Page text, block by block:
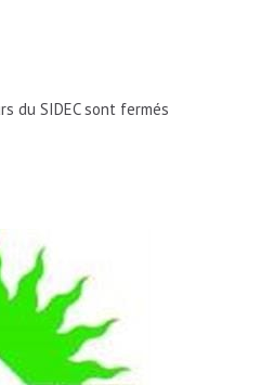
du SIDEC sont fermés